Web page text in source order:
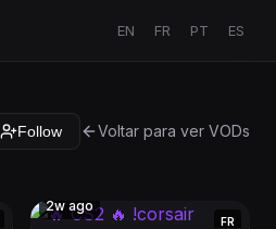
EN FR PT ES
Follow Voltar para ver VODs
2w ago
FR